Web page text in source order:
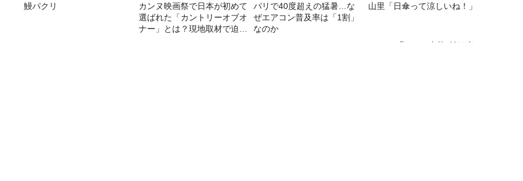
鰻パクリ
カンヌ映画祭で日本が初めて
選ばれた「カントリーオブオ
ナー」とは？現地取材で迫る
パリで40度超えの猛暑…な
ぜエアコン普及率は「1割」
なのか
山里「日傘って涼しいね！」
Recommended by